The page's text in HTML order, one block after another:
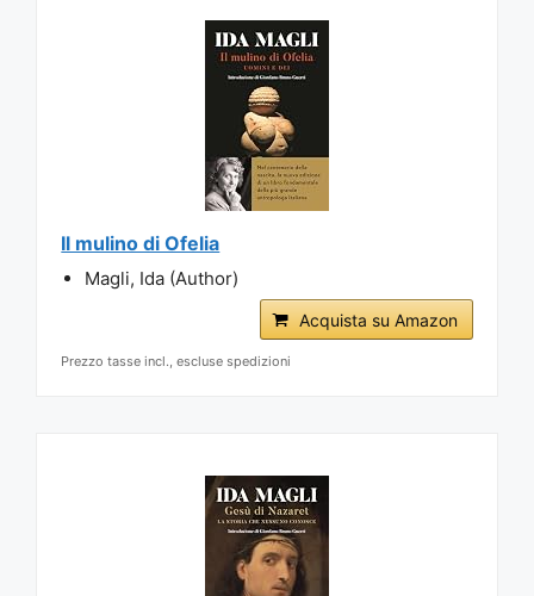
Il mulino di Ofelia
Magli, Ida (Author)
Acquista su Amazon
Prezzo tasse incl., escluse spedizioni